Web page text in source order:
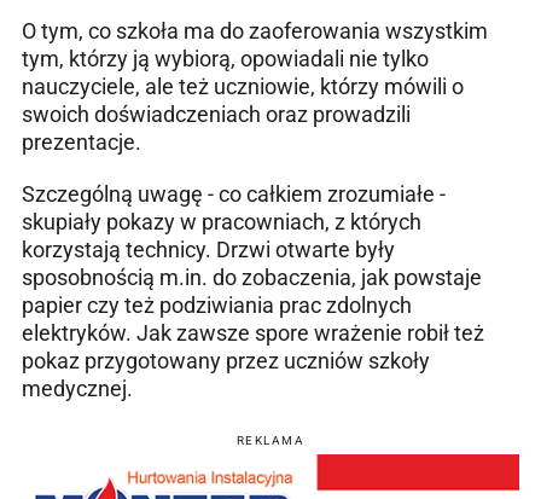
O tym, co szkoła ma do zaoferowania wszystkim
tym, którzy ją wybiorą, opowiadali nie tylko
nauczyciele, ale też uczniowie, którzy mówili o
swoich doświadczeniach oraz prowadzili
prezentacje.
Szczególną uwagę - co całkiem zrozumiałe -
skupiały pokazy w pracowniach, z których
korzystają technicy. Drzwi otwarte były
sposobnością m.in. do zobaczenia, jak powstaje
papier czy też podziwiania prac zdolnych
elektryków. Jak zawsze spore wrażenie robił też
pokaz przygotowany przez uczniów szkoły
medycznej.
REKLAMA